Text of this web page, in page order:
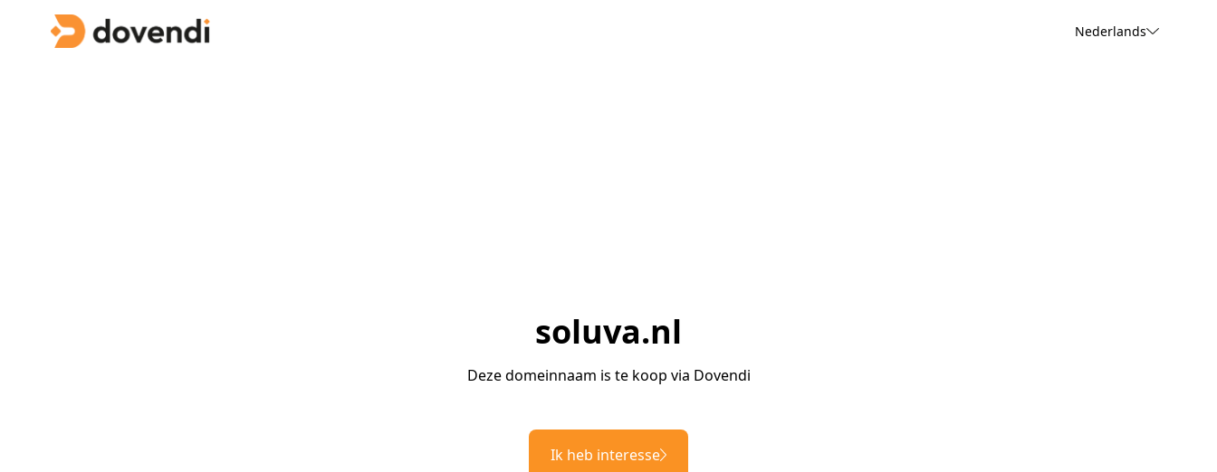
Nederlands
soluva.nl
Deze domeinnaam is te koop via Dovendi
Ik heb interesse